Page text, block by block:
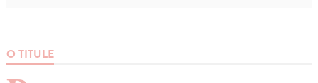
O TITULE